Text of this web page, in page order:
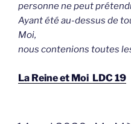
personne ne peut
Ayant été au-dessus de
Moi,
nous contenions toutes
La Reine et Moi LDC 19
GEPLAATST